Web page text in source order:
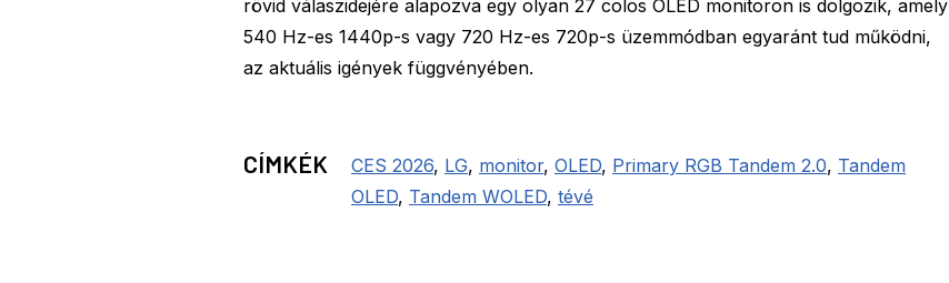
rövid válaszidejére alapozva egy olyan 27 colos OLED monitoron is dolgozik, amely
540 Hz-es 1440p-s vagy 720 Hz-es 720p-s üzemmódban egyaránt tud működni,
az aktuális igények függvényében.
CÍMKÉK CES 2026, LG, monitor, OLED, Primary RGB Tandem 2.0, Tandem
OLED, Tandem WOLED, tévé